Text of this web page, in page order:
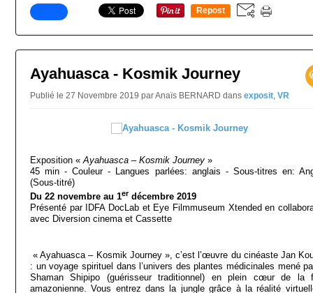
Repost
Ayahuasca - Kosmik Journey
Publié le 27 Novembre 2019 par Anaïs BERNARD dans exposit, VR
Exposition «Ayahuasca – Kosmik Journey »
45 min - Couleur - Langues parlées: anglais - Sous-titres en:
(Sous-titré)
Du 22 novembre au 1er décembre 2019
Présenté par IDFA DocLab et Eye Filmmuseum Xtended en
avec Diversion cinema et Cassette
« Ayahuasca – Kosmik Journey », c’est l’œuvre du cinéaste Jan
: un voyage spirituel dans l’univers des plantes médicinales mené
Shaman Shipipo (guérisseur traditionnel) en plein cœur de la
amazonienne. Vous entrez dans la jungle grâce à la réalité